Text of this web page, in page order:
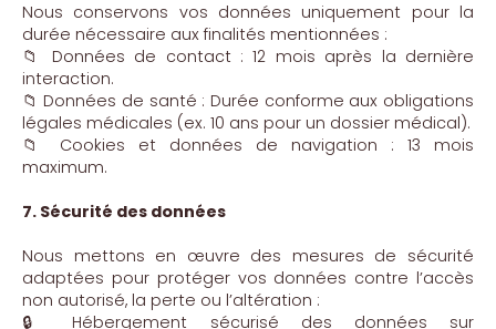
Nous conservons vos données uniquement pour la
durée nécessaire aux finalités mentionnées :
📁 Données de contact : 12 mois après la dernière
interaction.
📁 Données de santé : Durée conforme aux obligations
légales médicales (ex. 10 ans pour un dossier médical).
📁 Cookies et données de navigation : 13 mois
maximum.
7. Sécurité des données
Nous mettons en œuvre des mesures de sécurité
adaptées pour protéger vos données contre l’accès
non autorisé, la perte ou l’altération :
🔒 Hébergement sécurisé des données sur